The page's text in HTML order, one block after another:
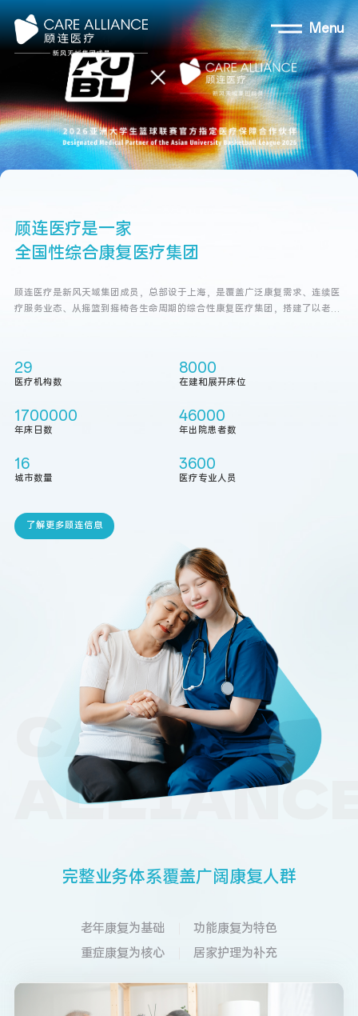
Menu
顾连医疗是一家
全国性综合康复医疗集团
顾连医疗是新风天域集团成员，总部设于上海，是覆盖广泛康复需求、连续医
疗服务业态、从摇篮到摇椅各生命周期的综合性康复医疗集团，搭建了以老年
29
医疗机构数
8000
在建和展开床位
1700000
年床日数
46000
年出院患者数
16
城市数量
3600
医疗专业人员
了解更多顾连信息
CARE
完整业务体系覆盖广阔康复人群
老年康复为基础
功能康复为特色
重症康复为核心
居家护理为补充